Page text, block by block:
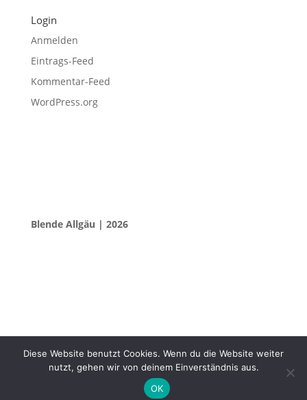
Login
Anmelden
Eintrags-Feed
Kommentar-Feed
WordPress.org
Blende Allgäu | 2026
Diese Website benutzt Cookies. Wenn du die Website weiter
nutzt, gehen wir von deinem Einverständnis aus.
OK